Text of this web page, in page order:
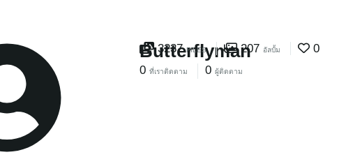
Butterflyman
0 ที่เราติดตาม 0 ผู้ติดตาม
3237 FILES 207 อัลบั้ม 0